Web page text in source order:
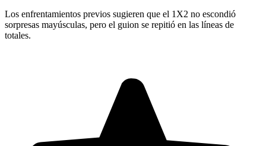
Los enfrentamientos previos sugieren que el 1X2 no escondió
sorpresas mayúsculas, pero el guion se repitió en las líneas de
totales.